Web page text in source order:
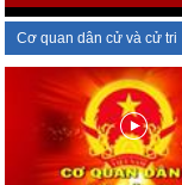
Cơ quan dân cử và cử tri